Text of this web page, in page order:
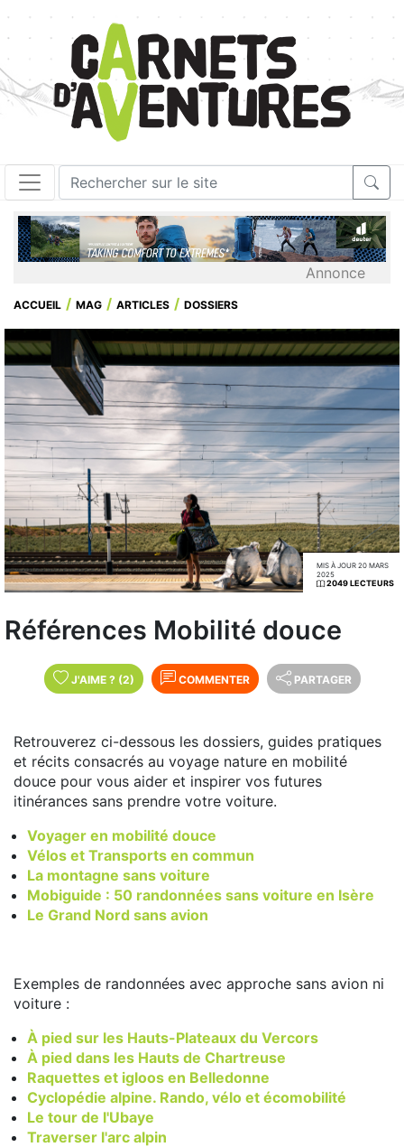
Annonce
ACCUEIL MAG ARTICLES DOSSIERS
MIS À JOUR 20 MARS
2025
2049 LECTEURS
Références Mobilité douce
J'AIME ? (2) COMMENTER PARTAGER
Retrouverez ci-dessous les dossiers, guides pratiques
et récits consacrés au voyage nature en mobilité
douce pour vous aider et inspirer vos futures
itinérances sans prendre votre voiture.
Voyager en mobilité douce
Vélos et Transports en commun
La montagne sans voiture
Mobiguide : 50 randonnées sans voiture en Isère
Le Grand Nord sans avion
Exemples de randonnées avec approche sans avion ni
voiture :
À pied sur les Hauts-Plateaux du Vercors
À pied dans les Hauts de Chartreuse
Raquettes et igloos en Belledonne
Cyclopédie alpine. Rando, vélo et écomobilité
Le tour de l'Ubaye
Traverser l'arc alpin